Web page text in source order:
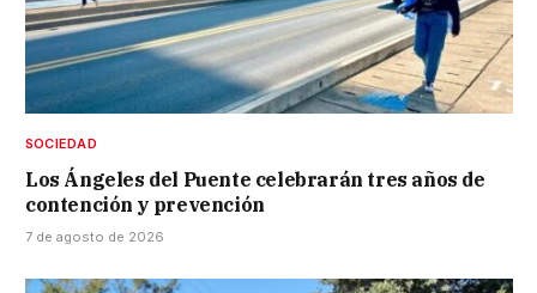
SOCIEDAD
Los Ángeles del Puente celebrarán tres años de
contención y prevención
7 de agosto de 2026